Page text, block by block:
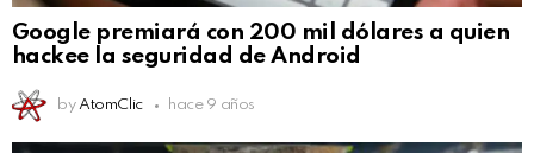
Google premiará con 200 mil dólares a quien
hackee la seguridad de Android
by AtomClic hace 9 años